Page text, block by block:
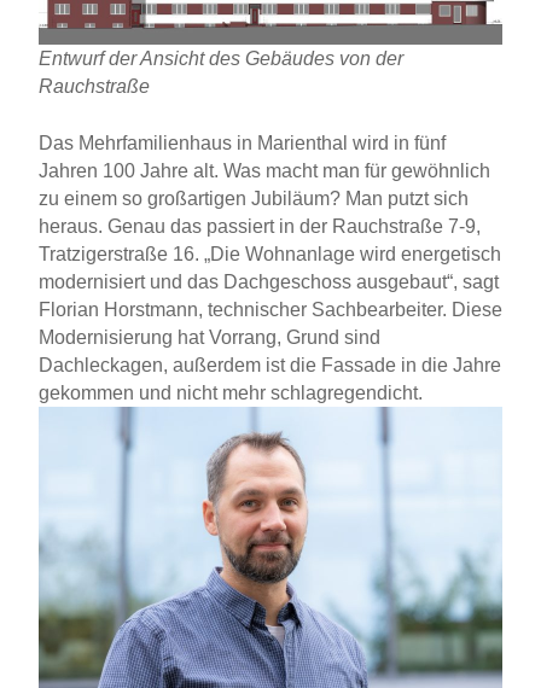
Entwurf der Ansicht des Gebäudes von der
Rauchstraße
Das Mehrfamilienhaus in Marienthal wird in fünf
Jahren 100 Jahre alt. Was macht man für gewöhnlich
zu einem so großartigen Jubiläum? Man putzt sich
heraus. Genau das passiert in der Rauchstraße 7-9,
Tratzigerstraße 16. „Die Wohnanlage wird energetisch
modernisiert und das Dachgeschoss ausgebaut“, sagt
Florian Horstmann, technischer Sachbearbeiter. Diese
Modernisierung hat Vorrang, Grund sind
Dachleckagen, außerdem ist die Fassade in die Jahre
gekommen und nicht mehr schlagregendicht.